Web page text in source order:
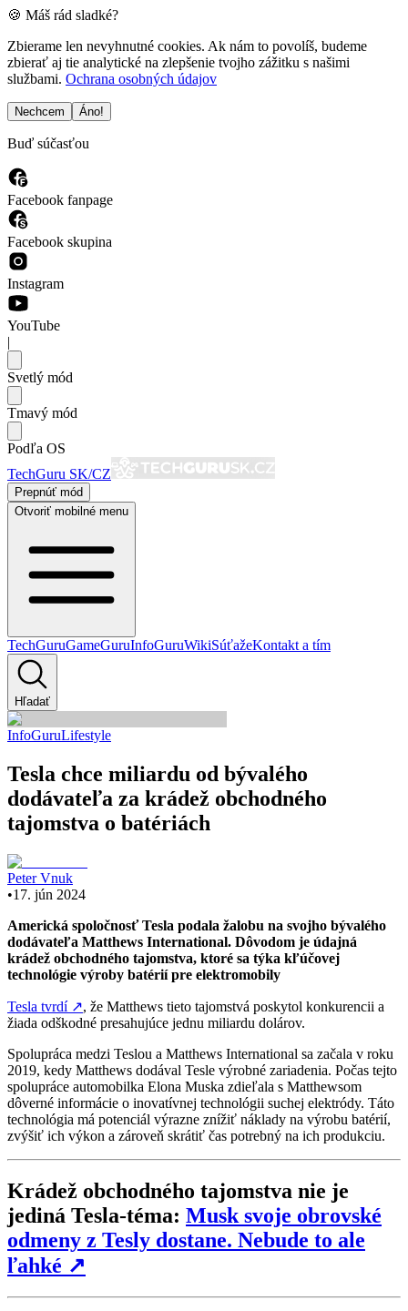
🍪 Máš rád sladké?
Zbierame len nevyhnutné cookies. Ak nám to povolíš, budeme
zbierať aj tie analytické na zlepšenie tvojho zážitku s našimi
službami. Ochrana osobných údajov
Nechcem Áno!
Buď súčasťou
Facebook fanpage
Facebook skupina
Instagram
YouTube
|
Svetlý mód
Tmavý mód
Podľa OS
TechGuru SK/CZ
Prepnúť mód
Otvoriť mobilné menu
TechGuruGameGuruInfoGuruWikiSúťažeKontakt a tím
Hľadať
InfoGuruLifestyle
Tesla chce miliardu od bývalého
dodávateľa za krádež obchodného
tajomstva o batériách
Peter Vnuk
•17. jún 2024
Americká spoločnosť Tesla podala žalobu na svojho bývalého
dodávateľa Matthews International. Dôvodom je údajná
krádež obchodného tajomstva, ktoré sa týka kľúčovej
technológie výroby batérií pre elektromobily
Tesla tvrdí↗, že Matthews tieto tajomstvá poskytol konkurencii a
žiada odškodné presahujúce jednu miliardu dolárov.
Spolupráca medzi Teslou a Matthews International sa začala v roku
2019, kedy Matthews dodával Tesle výrobné zariadenia. Počas tejto
spolupráce automobilka Elona Muska zdieľala s Matthewsom
dôverné informácie o inovatívnej technológii suchej elektródy. Táto
technológia má potenciál výrazne znížiť náklady na výrobu batérií,
zvýšiť ich výkon a zároveň skrátiť čas potrebný na ich produkciu.
Krádež obchodného tajomstva nie je
jediná Tesla-téma: Musk svoje obrovské
odmeny z Tesly dostane. Nebude to ale
ľahké ↗